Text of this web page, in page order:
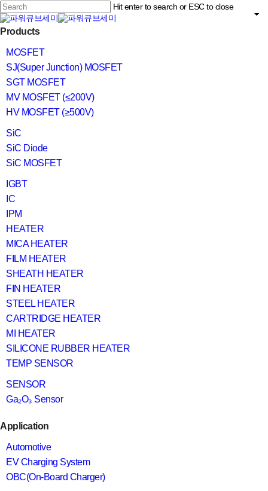
Skip
to
main
content
Hit enter to search or ESC to close
Close
Search
search
Menu
Products
MOSFET
SJ(Super Junction) MOSFET
SGT MOSFET
MV MOSFET (≤200V)
HV MOSFET (≥500V)
SiC
SiC Diode
SiC MOSFET
IGBT
IC
IPM
HEATER
MICA HEATER
FILM HEATER
SHEATH HEATER
FIN HEATER
STEEL HEATER
CARTRIDGE HEATER
MI HEATER
SILICONE RUBBER HEATER
TEMP SENSOR
SENSOR
Ga₂O₃ Sensor
Application
Automotive
EV Charging System
OBC(On-Board Charger)